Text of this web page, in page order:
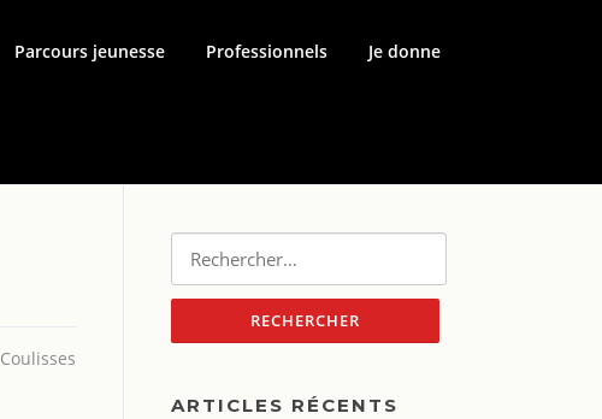
Parcours jeunesse Professionnels Je donne
Coulisses
Rechercher :
ARTICLES RÉCENTS